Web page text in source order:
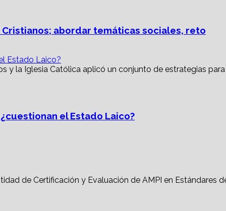
abordar temáticas sociales, reto
Estado Laico?
el Estado Laico?